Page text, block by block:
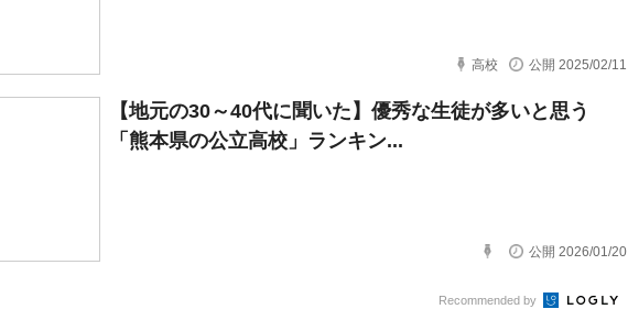
高校 公開 2025/02/11
【地元の30～40代に聞いた】優秀な生徒が多いと思う
「熊本県の公立高校」ランキン...
公開 2026/01/20
Recommended by